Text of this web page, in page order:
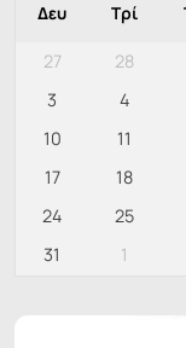
Δευ Τρί
27 28
3
4
10
11
17
18
24
25
31
1